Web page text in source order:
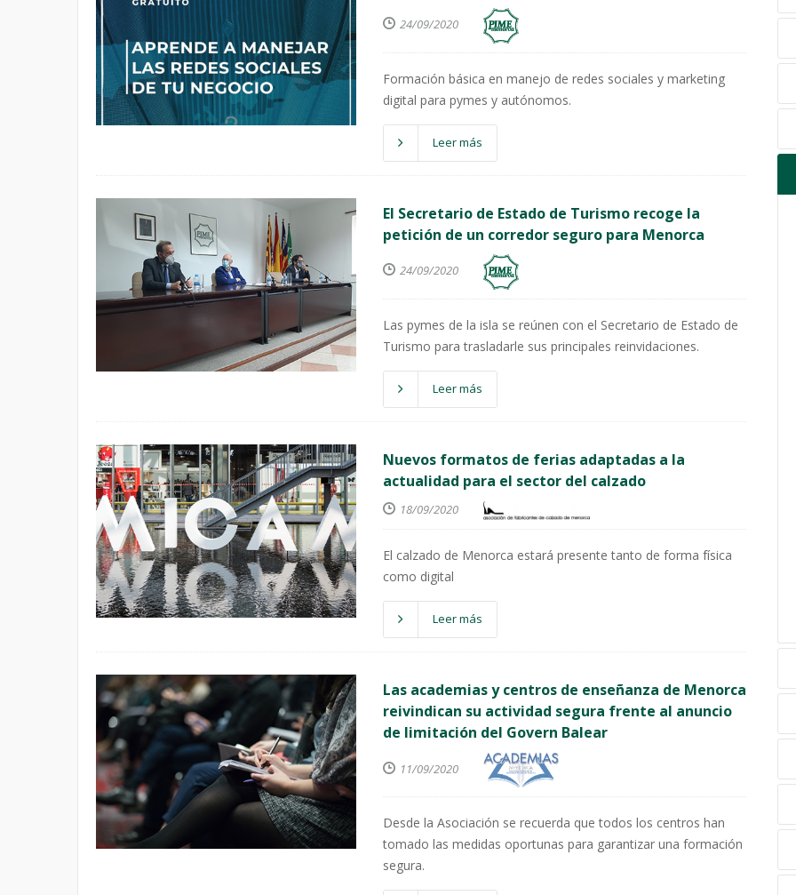
24/09/2020
Formación básica en manejo de redes sociales y marketing
digital para pymes y autónomos.
Leer más
El Secretario de Estado de Turismo recoge la
petición de un corredor seguro para Menorca
24/09/2020
Las pymes de la isla se reúnen con el Secretario de Estado de
Turismo para trasladarle sus principales reinvidaciones.
Leer más
Nuevos formatos de ferias adaptadas a la
actualidad para el sector del calzado
18/09/2020
El calzado de Menorca estará presente tanto de forma física
como digital
Leer más
Las academias y centros de enseñanza de Menorca
reivindican su actividad segura frente al anuncio
de limitación del Govern Balear
11/09/2020
Desde la Asociación se recuerda que todos los centros han
tomado las medidas oportunas para garantizar una formación
segura.